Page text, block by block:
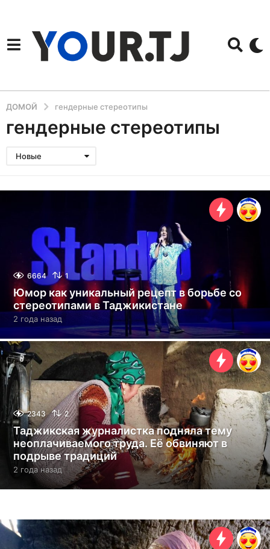
ДОМОЙ гендерные стереотипы
гендерные стереотипы
Новые
6664 1
Юмор как уникальный рецепт в борьбе со
стереотипами в Таджикистане
2 года назад
г
о
а
з
а
д
2343 2
Таджикская журналистка подняла тему
неоплачиваемого труда. Её обвиняют в
подрыве традиций
2 года назад2
г
о
н
а